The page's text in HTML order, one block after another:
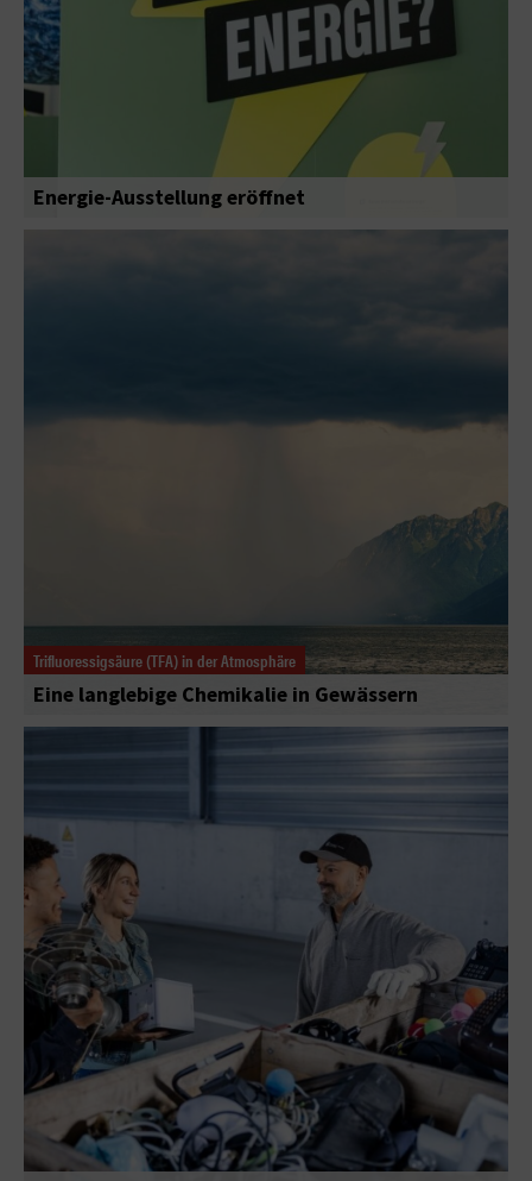
Energie-Ausstellung eröffnet
Trifluoressigsäure (TFA) in der Atmosphäre
Eine langlebige Chemikalie in Gewässern